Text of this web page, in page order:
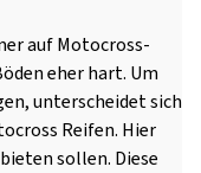
auf Motocross-
eher hart. Um
unterscheidet sich
Reifen. Hier
sollen. Diese